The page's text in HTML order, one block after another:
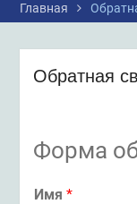
Главная
Обратная
Форма
Имя *